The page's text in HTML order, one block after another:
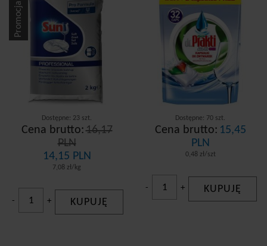
Dostępne: 23 szt.
Cena brutto: 16,17
PLN
14,15 PLN
7,08 zł/kg
Promocja
- + KUPUJĘ
Dostępne: 70 szt.
Cena brutto: 15,45
PLN
0,48 zł/szt
- + KUPUJĘ